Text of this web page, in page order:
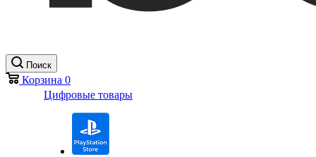
Поиск
Корзина 0
Цифровые товары